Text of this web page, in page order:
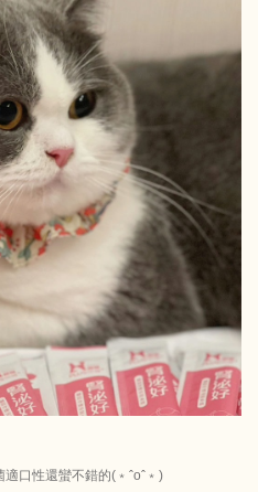
口性還蠻不錯的(﹡ˆoˆ﹡)